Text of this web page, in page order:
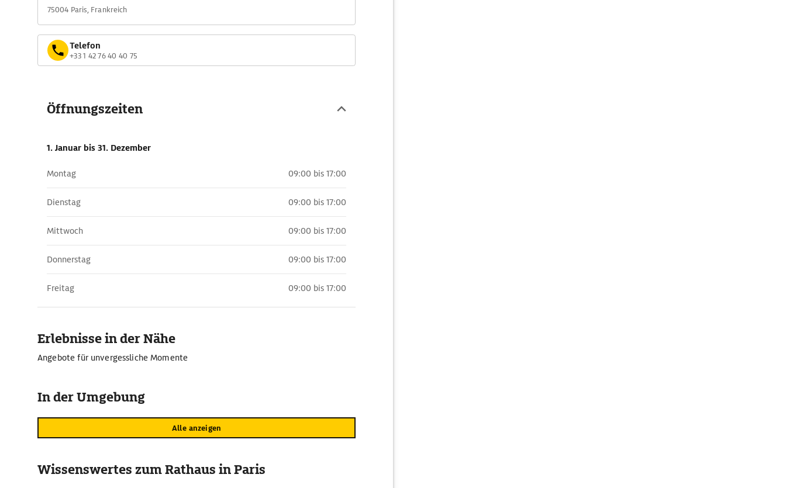
75004 Paris, Frankreich
Telefon
+33 1 42 76 40 40 75
Öffnungszeiten
1. Januar bis 31. Dezember
Montag 09:00 bis 17:00
Dienstag 09:00 bis 17:00
Mittwoch 09:00 bis 17:00
Donnerstag 09:00 bis 17:00
Freitag 09:00 bis 17:00
Erlebnisse in der Nähe
Angebote für unvergessliche Momente
In der Umgebung
Alle anzeigen
Wissenswertes zum Rathaus in Paris